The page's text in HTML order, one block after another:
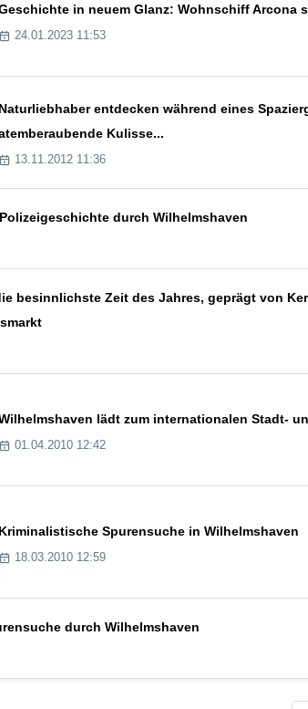
in neuem Glanz: Wohnschiff Arcona
24.01.2023 11:53
Naturliebhaber entdecken während eines
Kulisse...
13.11.2012 11:36
durch Wilhelmshaven
besinnlichste Zeit des Jahres, geprägt von
lädt zum internationalen Stadt-
01.04.2010 12:42
Kriminalistische Spurensuche in Wilhelmshaven
18.03.2010 12:59
durch Wilhelmshaven